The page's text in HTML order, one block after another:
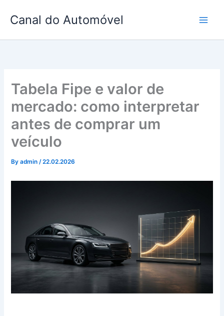
Canal do Automóvel
Tabela Fipe e valor de
mercado: como interpretar
antes de comprar um
veículo
Byadmin/22.02.2026